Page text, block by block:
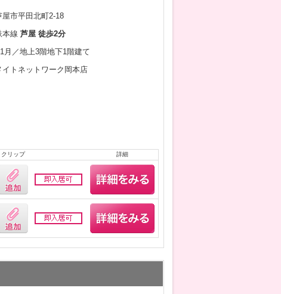
屋市平田北町2-18
本線 芦屋 徒歩2分
月／地上3階地下1階建て
イトネットワーク岡本店
クリップ 詳細